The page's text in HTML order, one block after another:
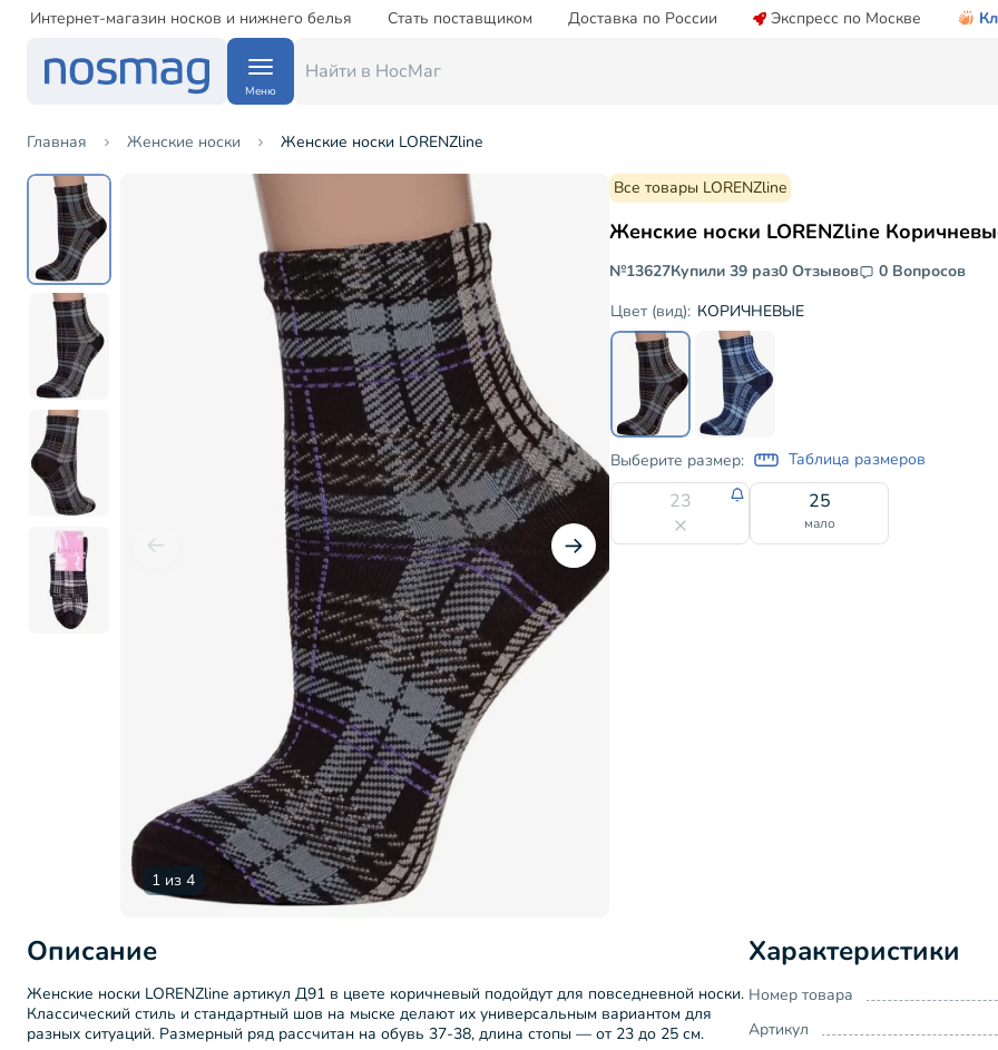
Интернет-магазин носков и нижнего белья Стать поставщиком Доставка по России Экспресс по Москве
Меню
Главная Женские носки Женские носки LORENZline
1 из 4
Все товары LORENZline
Женские носки LORENZline
№13627Купили 39 раз0 Отзывов
0 Вопросов
Цвет (вид): КОРИЧНЕВЫЕ
Выберите размер: Таблица размеров
23 25
мало
Описание
Женские носки LORENZline артикул Д91 в цвете коричневый подойдут для повседневной носки.
Классический стиль и стандартный шов на мыске делают их универсальным вариантом для
разных ситуаций. Размерный ряд рассчитан на обувь 37-38, длина стопы — от 23 до 25 см.
Характеристики
Номер товара
Артикул